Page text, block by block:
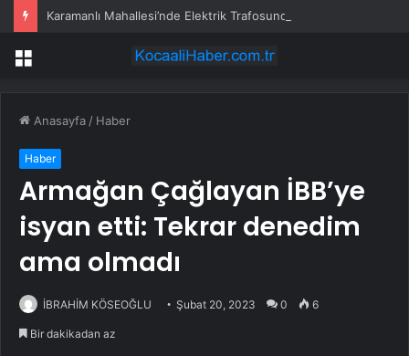
Menü
Anasayfa / Haber
Haber
Armağan Çağlayan İBB’ye
isyan etti: Tekrar denedim
ama olmadı
İBRAHİM KÖSEOĞLU Şubat 20, 2023 0 6
Bir dakikadan az